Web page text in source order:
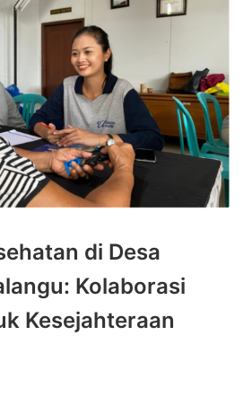
di Desa
Kolaborasi
Kesejahteraan